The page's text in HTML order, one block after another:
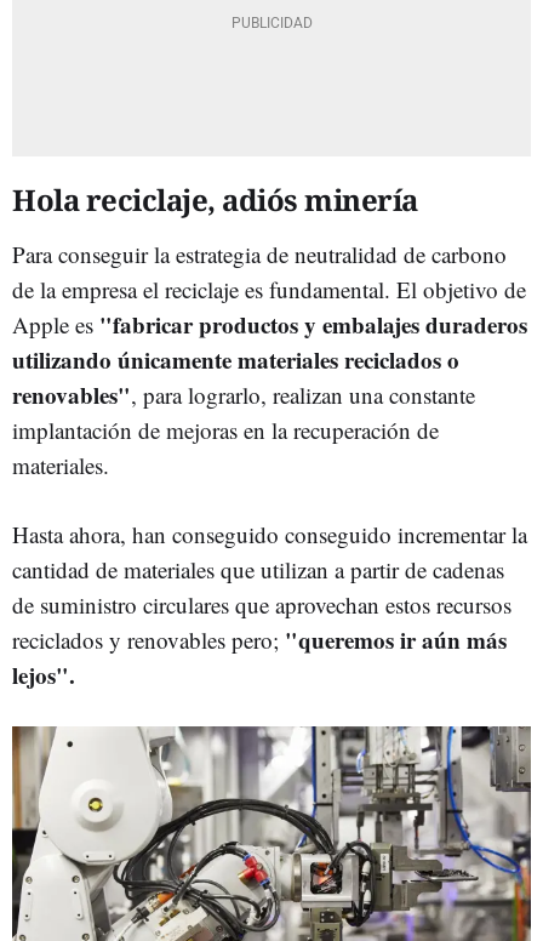
Hola reciclaje, adiós minería
Para conseguir la estrategia de neutralidad de carbono
de la empresa el reciclaje es fundamental. El objetivo de
Apple es "fabricar productos y embalajes duraderos
utilizando únicamente materiales reciclados o
renovables", para lograrlo, realizan una constante
implantación de mejoras en la recuperación de
materiales.
Hasta ahora, han conseguido conseguido incrementar la
cantidad de materiales que utilizan a partir de cadenas
de suministro circulares que aprovechan estos recursos
reciclados y renovables pero; "queremos ir aún más
lejos".